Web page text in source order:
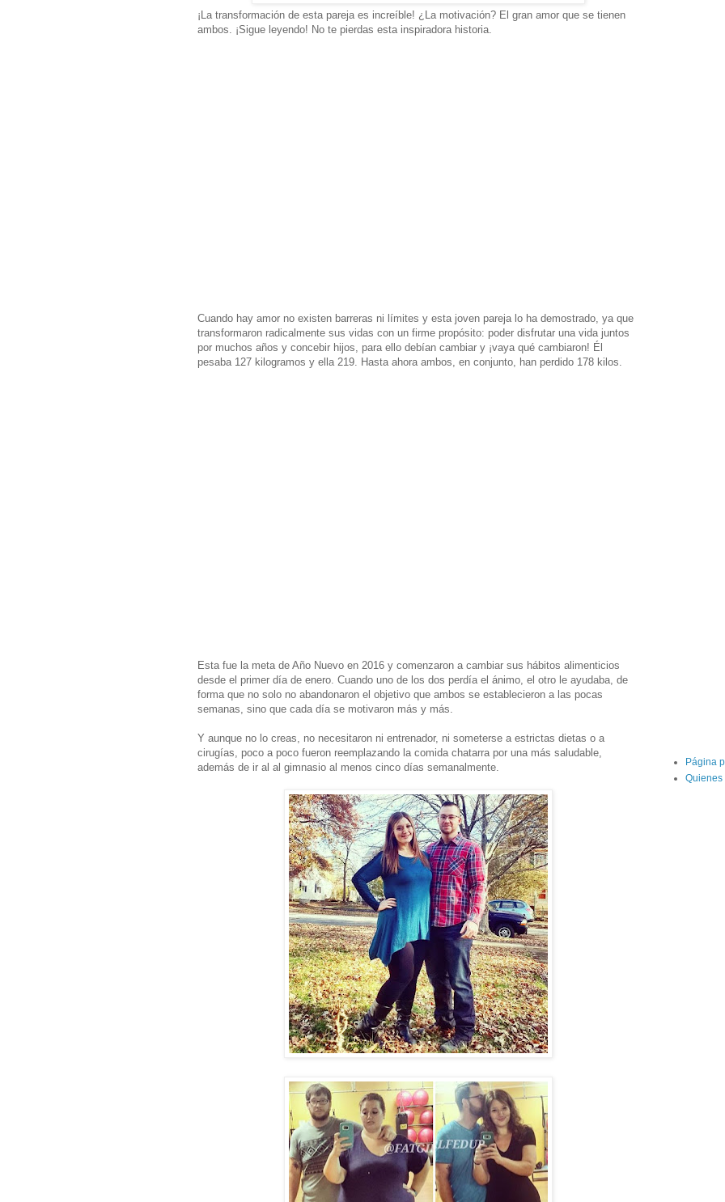
¡La transformación de esta pareja es increíble! ¿La motivación? El gran amor que se tienen
ambos. ¡Sigue leyendo! No te pierdas esta inspiradora historia.
Cuando hay amor no existen barreras ni límites y esta joven pareja lo ha demostrado, ya que
transformaron radicalmente sus vidas con un firme propósito: poder disfrutar una vida juntos
por muchos años y concebir hijos, para ello debían cambiar y ¡vaya qué cambiaron! Él
pesaba 127 kilogramos y ella 219. Hasta ahora ambos, en conjunto, han perdido 178 kilos.
Esta fue la meta de Año Nuevo en 2016 y comenzaron a cambiar sus hábitos alimenticios
desde el primer día de enero. Cuando uno de los dos perdía el ánimo, el otro le ayudaba, de
forma que no solo no abandonaron el objetivo que ambos se establecieron a las pocas
semanas, sino que cada día se motivaron más y más.
Y aunque no lo creas, no necesitaron ni entrenador, ni someterse a estrictas dietas o a
cirugías, poco a poco fueron reemplazando la comida chatarra por una más saludable,
además de ir al al gimnasio al menos cinco días semanalmente.
Página
Quienes